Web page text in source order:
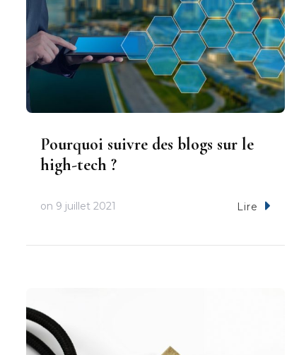
Pourquoi suivre des blogs sur le
high-tech ?
on 9 juillet 2021 Lire